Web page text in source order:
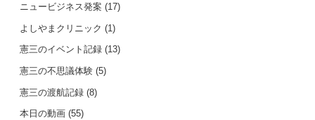
ニュービジネス発案 (17)
よしやまクリニック (1)
憲三のイベント記録 (13)
憲三の不思議体験 (5)
憲三の渡航記録 (8)
本日の動画 (55)